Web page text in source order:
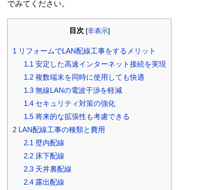
でみてください。
目次 [非表示]
1 リフォームでLAN配線工事をするメリット
1.1 安定した高速インターネット接続を実現
1.2複数端末を同時に使用しても快適
1.3無線LANの電波干渉を軽減
1.4セキュリティ対策の強化
1.5将来的な拡張性も考慮できる
2 LAN配線工事の種類と費用
2.1 壁内配線
2.2床下配線
2.3天井裏配線
2.4露出配線